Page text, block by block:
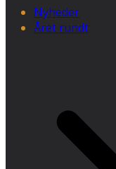
Nyheder
Året rundt